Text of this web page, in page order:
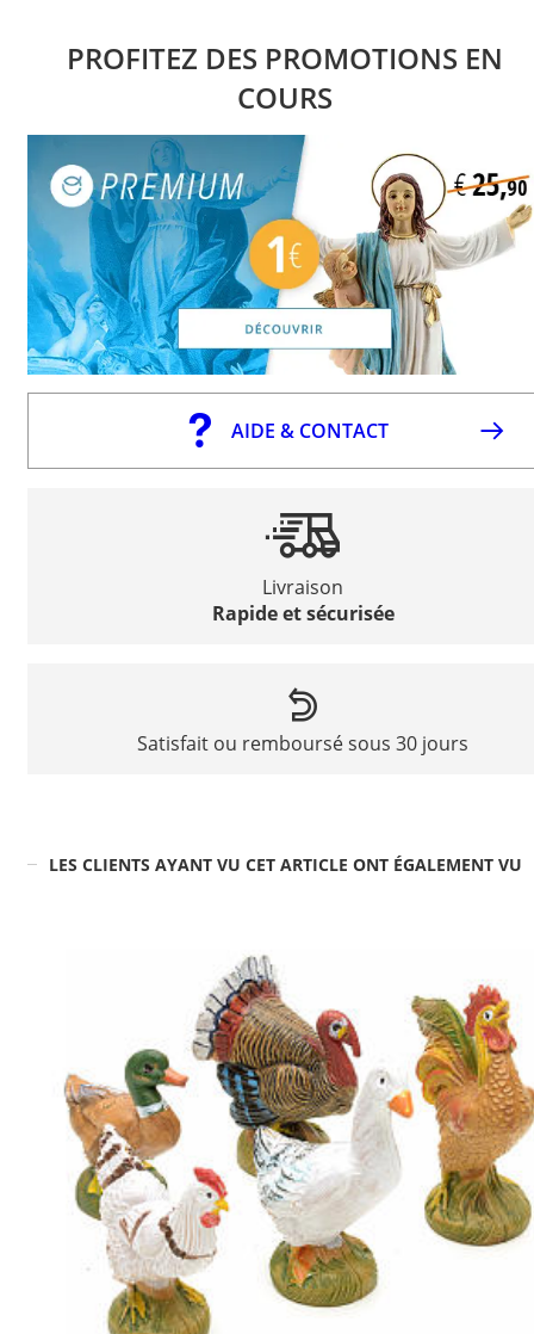
PROFITEZ DES PROMOTIONS EN
COURS
AIDE & CONTACT
Livraison
Rapide et sécurisée
Satisfait ou remboursé sous 30 jours
LES CLIENTS AYANT VU CET ARTICLE ONT ÉGALEMENT VU